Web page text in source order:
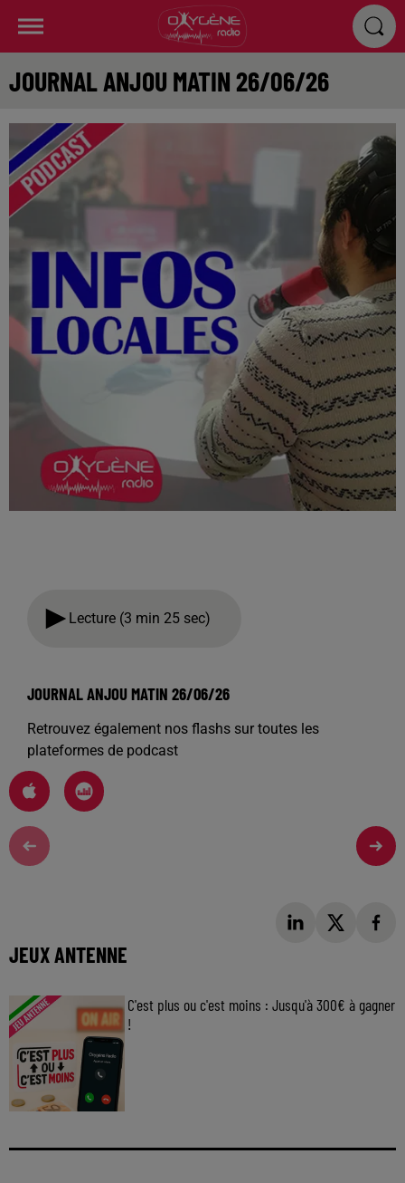
JOURNAL ANJOU MATIN 26/06/26
Lecture (3 min 25 sec)
JOURNAL ANJOU MATIN 26/06/26
Retrouvez également nos flashs sur toutes les
plateformes de podcast
JEUX ANTENNE
C'est plus ou c'est moins : Jusqu'à 300€ à gagner
!